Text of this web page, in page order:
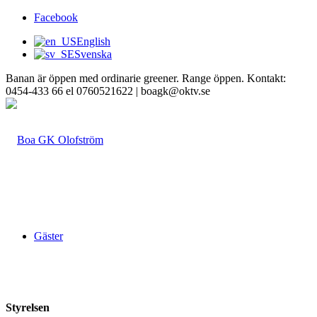
Facebook
English
Svenska
Banan är öppen med ordinarie greener. Range öppen. Kontakt:
0454-433 66 el 0760521622 | boagk@oktv.se
Gäster
Styrelsen